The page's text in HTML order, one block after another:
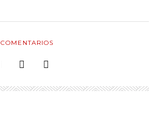
COMENTARIOS